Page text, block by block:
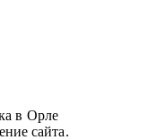
в Орле
сайта.